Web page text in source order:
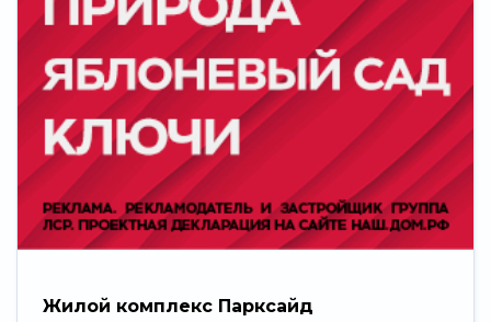
Жилой комплекс Парксайд